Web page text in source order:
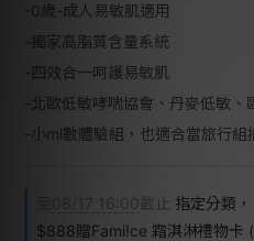
-0歲-成人易敏肌適用
-獨家高脂質含量系統
-四效合一呵護易敏肌
-北歐低敏哮喘協會、丹麥低敏、
-小ml數體驗組，也適合當旅行組
08/17 16:00截止 指定分類
$888贈Fami!ce 霜淇淋禮物卡